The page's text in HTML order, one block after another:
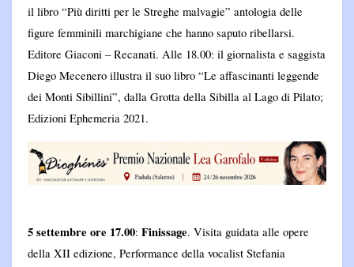
il libro “Più diritti per le Streghe malvagie” antologia delle
figure femminili marchigiane che hanno saputo ribellarsi.
Editore Giaconi – Recanati. Alle 18.00: il giornalista e saggista
Diego Mecenero illustra il suo libro “Le affascinanti leggende
dei Monti Sibillini”, dalla Grotta della Sibilla al Lago di Pilato;
Edizioni Ephemeria 2021.
5 settembre ore 17.00: Finissage. Visita guidata alle opere
della XII edizione, Performance della vocalist Stefania